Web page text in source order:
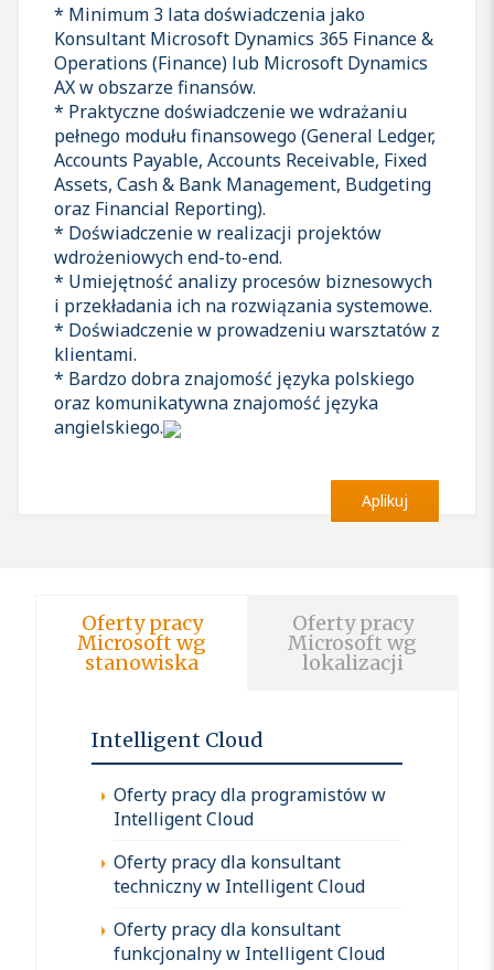
* Minimum 3 lata doświadczenia jako
Konsultant Microsoft Dynamics 365 Finance &
Operations (Finance) lub Microsoft Dynamics
AX w obszarze finansów.
* Praktyczne doświadczenie we wdrażaniu
pełnego modułu finansowego (General Ledger,
Accounts Payable, Accounts Receivable, Fixed
Assets, Cash & Bank Management, Budgeting
oraz Financial Reporting).
* Doświadczenie w realizacji projektów
wdrożeniowych end-to-end.
* Umiejętność analizy procesów biznesowych
i przekładania ich na rozwiązania systemowe.
* Doświadczenie w prowadzeniu warsztatów z
klientami.
* Bardzo dobra znajomość języka polskiego
oraz komunikatywna znajomość języka
angielskiego.
Aplikuj
Oferty pracy
Microsoft wg
stanowiska
Oferty pracy
Microsoft wg
lokalizacji
Intelligent Cloud
Oferty pracy dla programistów w
Intelligent Cloud
Oferty pracy dla konsultant
techniczny w Intelligent Cloud
Oferty pracy dla konsultant
funkcjonalny w Intelligent Cloud